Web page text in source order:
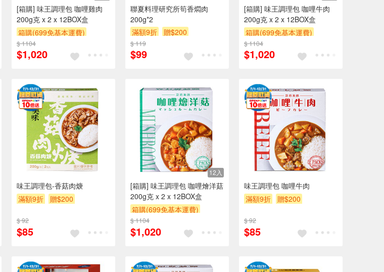
[箱購] 味王調理包 咖哩雞肉
200g克 x 2 x 12BOX盒
箱購(699免基本運費)
贈$200
$ 1104
$1,020
聯夏料理研究所筍香燜肉
200g*2
滿額9折
贈$200
$ 119
$99
[箱購] 味王調理包 咖哩牛肉
200g克 x 2 x 12BOX盒
箱購(699免基本運費)
贈$200
$ 1104
$1,020
味王調理包-香菇肉焿
滿額9折
贈$200
$ 92
$85
12入
[箱購] 味王調理包 咖哩燴洋菇
200g克 x 2 x 12BOX盒
箱購(699免基本運費)
贈$200
$ 1104
$1,020
味王調理包 咖哩牛肉
滿額9折
贈$200
$ 92
$85